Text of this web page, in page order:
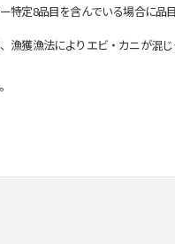
定8品目を含んでいる場合に品
獲漁法によりエビ・カニが混